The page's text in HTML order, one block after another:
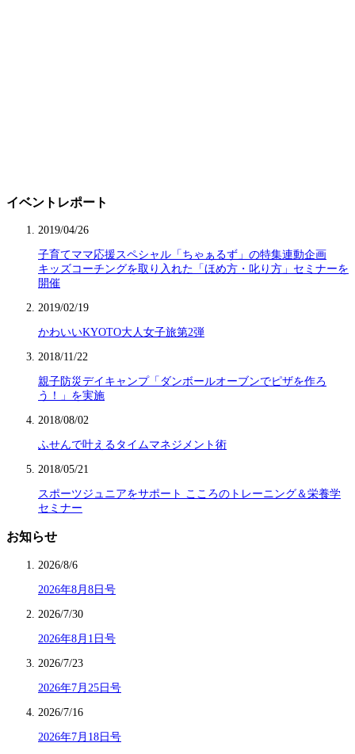
イベントレポート
2019/04/26
子育てママ応援スペシャル「ちゃぁるず」の特集連動企画
キッズコーチングを取り入れた「ほめ方・叱り方」セミナーを
開催
2019/02/19
かわいいKYOTO大人女子旅第2弾
2018/11/22
親子防災デイキャンプ「ダンボールオーブンでピザを作ろ
う！」を実施
2018/08/02
ふせんで叶えるタイムマネジメント術
2018/05/21
スポーツジュニアをサポート こころのトレーニング＆栄養学
セミナー
お知らせ
2026/8/6
2026年8月8日号
2026/7/30
2026年8月1日号
2026/7/23
2026年7月25日号
2026/7/16
2026年7月18日号